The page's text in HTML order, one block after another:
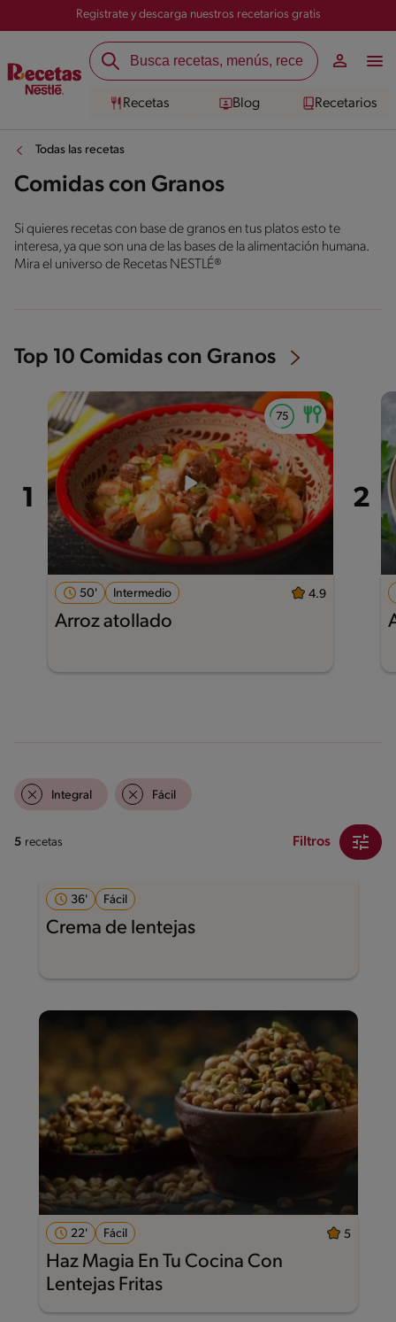
Registrate y descarga nuestros recetarios gratis
Recetas Blog Recetarios
Todas las recetas
Comidas con Granos
Si quieres recetas con base de granos en tus platos esto te
interesa, ya que son una de las bases de la alimentación humana.
Mira el universo de Recetas NESTLÉ®
Top 10 Comidas con Granos
50' Intermedio 4.9
Arroz atollado
Integral Fácil
5 recetas Filtros
36' Fácil
Crema de lentejas
22' Fácil 5
Haz Magia En Tu Cocina Con
Lentejas Fritas